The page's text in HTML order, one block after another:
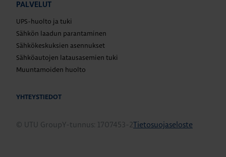
PALVELUT
UPS-huolto ja tuki
Sähkön laadun parantaminen
Sähkökeskuksien asennukset
Sähköautojen latausasemien tuki
Muuntamoiden huolto
YHTEYSTIEDOT
© UTU GroupY-tunnus: 1707453-2Tietosuojaseloste